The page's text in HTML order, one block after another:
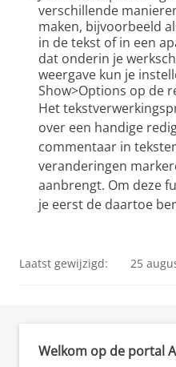
verschillende
maken, bijvoorbeeld
in de tekst of in een
dat onderin je
weergave kun je
Show>Options op de
Het
over een handige
commentaar in
veranderingen
aanbrengt. Om deze
je eerst de daartoe
Laatst gewijzigd: 25
Welkom op de portal